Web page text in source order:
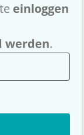
einloggen
werden.